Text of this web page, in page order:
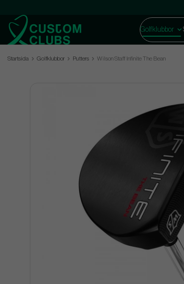
Golfklubbor
Startsida Golfklubbor Putters Wilson Staff Infinite The Bean